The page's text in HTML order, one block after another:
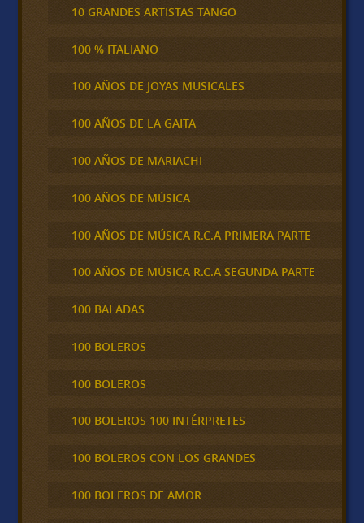
10 GRANDES ARTISTAS TANGO
100 % ITALIANO
100 AÑOS DE JOYAS MUSICALES
100 AÑOS DE LA GAITA
100 AÑOS DE MARIACHI
100 AÑOS DE MÚSICA
100 AÑOS DE MÚSICA R.C.A PRIMERA PARTE
100 AÑOS DE MÚSICA R.C.A SEGUNDA PARTE
100 BALADAS
100 BOLEROS
100 BOLEROS
100 BOLEROS 100 INTÉRPRETES
100 BOLEROS CON LOS GRANDES
100 BOLEROS DE AMOR